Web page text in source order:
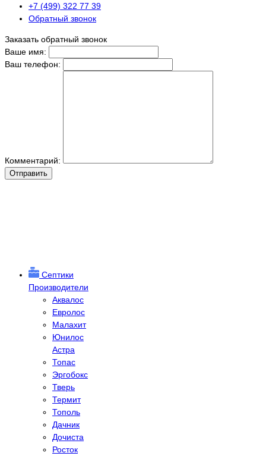
+7 (499) 322 77 39
Обратный звонок
Заказать обратный звонок
Ваше имя:
Ваш телефон:
Комментарий:
Отправить
Септики
Производители
Аквалос
Евролос
Малахит
Юнилос
Астра
Топас
Эргобокс
Тверь
Термит
Тополь
Дачник
Дочиста
Росток